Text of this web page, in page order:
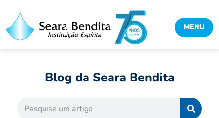
MENU
Blog da Seara Bendita